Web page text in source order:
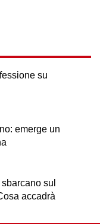
su
emerge un
sul
accadrà